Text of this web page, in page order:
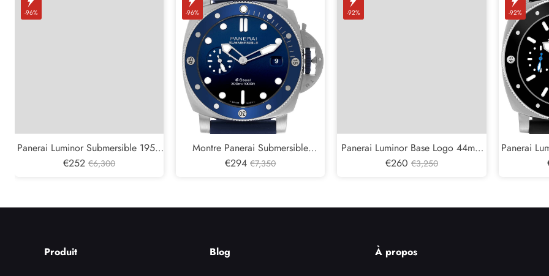
-96%
Panerai Luminor Submersible 1950
Carbotech 3 Days Montre pour
€252 €6,300
-96%
Montre Panerai Submersible
Quarantaquattro Blu Profondo pour
€294 €7,350
-92%
Panerai Luminor Base Logo 44mm
Steel Mens Watch PAM00000
€260 €3,250
-92%
Panerai
Produit Blog À propos